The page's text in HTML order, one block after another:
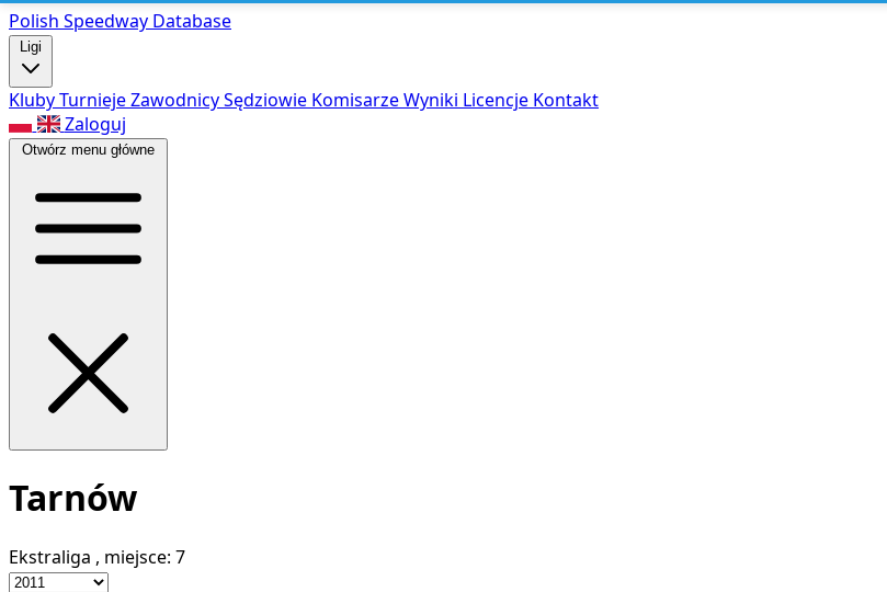
Polish Speedway Database
Ligi
KlubyTurniejeZawodnicySędziowie KomisarzeWyniki Licencje Kontakt
Zaloguj
Otwórz menu główne
Tarnów
Ekstraliga , miejsce: 7